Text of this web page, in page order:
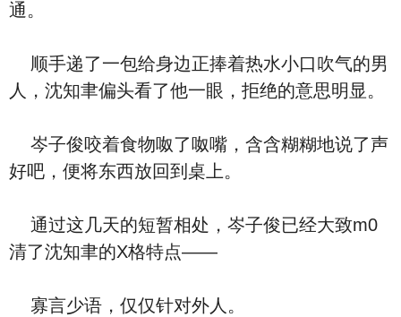
通。
顺手递了一包给身边正捧着热水小口吹气的男
人，沈知聿偏头看了他一眼，拒绝的意思明显。
岑子俊咬着食物呶了呶嘴，含含糊糊地说了声
好吧，便将东西放回到桌上。
通过这几天的短暂相处，岑子俊已经大致m0
清了沈知聿的X格特点——
寡言少语，仅仅针对外人。